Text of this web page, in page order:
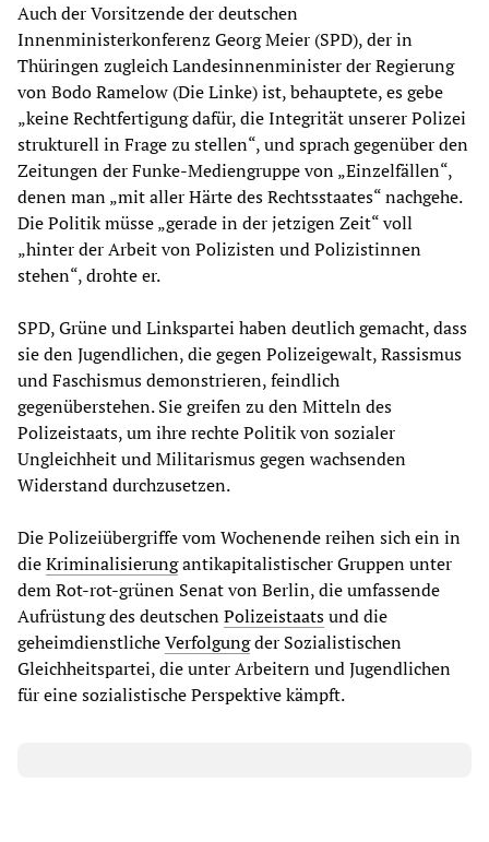
Auch der Vorsitzende der deutschen
Innenministerkonferenz Georg Meier (SPD), der in
Thüringen zugleich Landesinnenminister der Regierung
von Bodo Ramelow (Die Linke) ist, behauptete, es gebe
„keine Rechtfertigung dafür, die Integrität unserer Polizei
strukturell in Frage zu stellen“, und sprach gegenüber den
Zeitungen der Funke-Mediengruppe von „Einzelfällen“,
denen man „mit aller Härte des Rechtsstaates“ nachgehe.
Die Politik müsse „gerade in der jetzigen Zeit“ voll
„hinter der Arbeit von Polizisten und Polizistinnen
stehen“, drohte er.
SPD, Grüne und Linkspartei haben deutlich gemacht, dass
sie den Jugendlichen, die gegen Polizeigewalt, Rassismus
und Faschismus demonstrieren, feindlich
gegenüberstehen. Sie greifen zu den Mitteln des
Polizeistaats, um ihre rechte Politik von sozialer
Ungleichheit und Militarismus gegen wachsenden
Widerstand durchzusetzen.
Die Polizeiübergriffe vom Wochenende reihen sich ein in
dieKriminalisierungantikapitalistischer Gruppen unter
dem Rot-rot-grünen Senat von Berlin, die umfassende
Aufrüstung des deutschenPolizeistaatsund die
geheimdienstlicheVerfolgungder Sozialistischen
Gleichheitspartei, die unter Arbeitern und Jugendlichen
für eine sozialistische Perspektive kämpft.